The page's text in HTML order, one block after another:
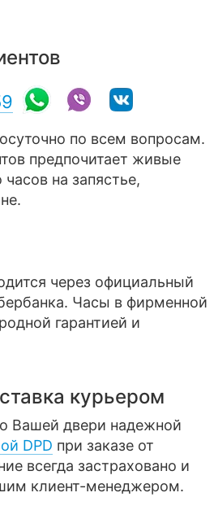
по всем вопросам.
предпочитает живые
на запястье,
через официальный
Часы в фирменной
гарантией и
курьером
Вашей двери надежной
DPD при заказе от
всегда застраховано и
клиент-менеджером.